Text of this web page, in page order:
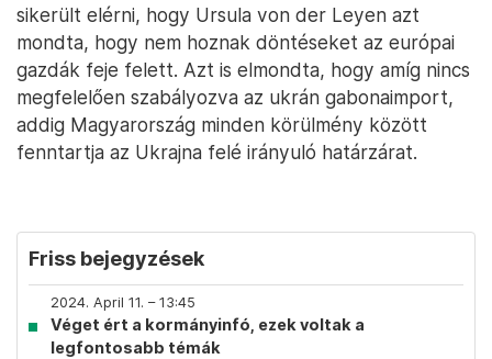
sikerült elérni, hogy Ursula von der Leyen azt
mondta, hogy nem hoznak döntéseket az európai
gazdák feje felett. Azt is elmondta, hogy amíg nincs
megfelelően szabályozva az ukrán gabonaimport,
addig Magyarország minden körülmény között
fenntartja az Ukrajna felé irányuló határzárat.
Friss bejegyzések
2024. April 11. – 13:45
Véget ért a kormányinfó, ezek voltak a
legfontosabb témák